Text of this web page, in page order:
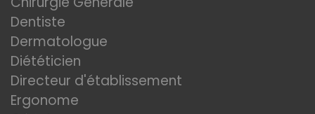
Dentiste
Dermatologue
Diététicien
Directeur d'établissement
Ergonome